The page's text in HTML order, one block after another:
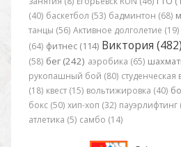
(40) баскетбол (53) бадминтон (68)
танцы (56) Активное долголетие (19)
(64) фитнес (114) Виктория (482)
(58) бег (242) аэробика (65)
рукопашный бой (80) студенческая
(18) квест (15) вольтижировка (40)
бокс (50) хип-хоп (32) пауэрлифтинг
атлетика (5) самбо (14)